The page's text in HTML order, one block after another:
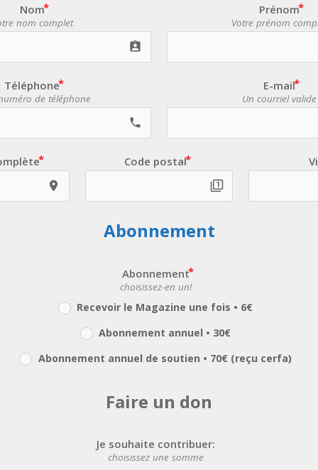
Nom
nom complet
assignment_ind
Prénom
Votre prénom
Téléphone
de téléphone
call
E-mail
Un courriel valide
location_on
Code postal
filter_1
Abonnement
Abonnement
choisissez-en un!
Recevoir le Magazine une fois • 6€
Abonnement annuel • 30€
Abonnement annuel de soutien • 70€ (reçu cerfa)
Faire un don
Je souhaite contribuer:
choisissez une somme